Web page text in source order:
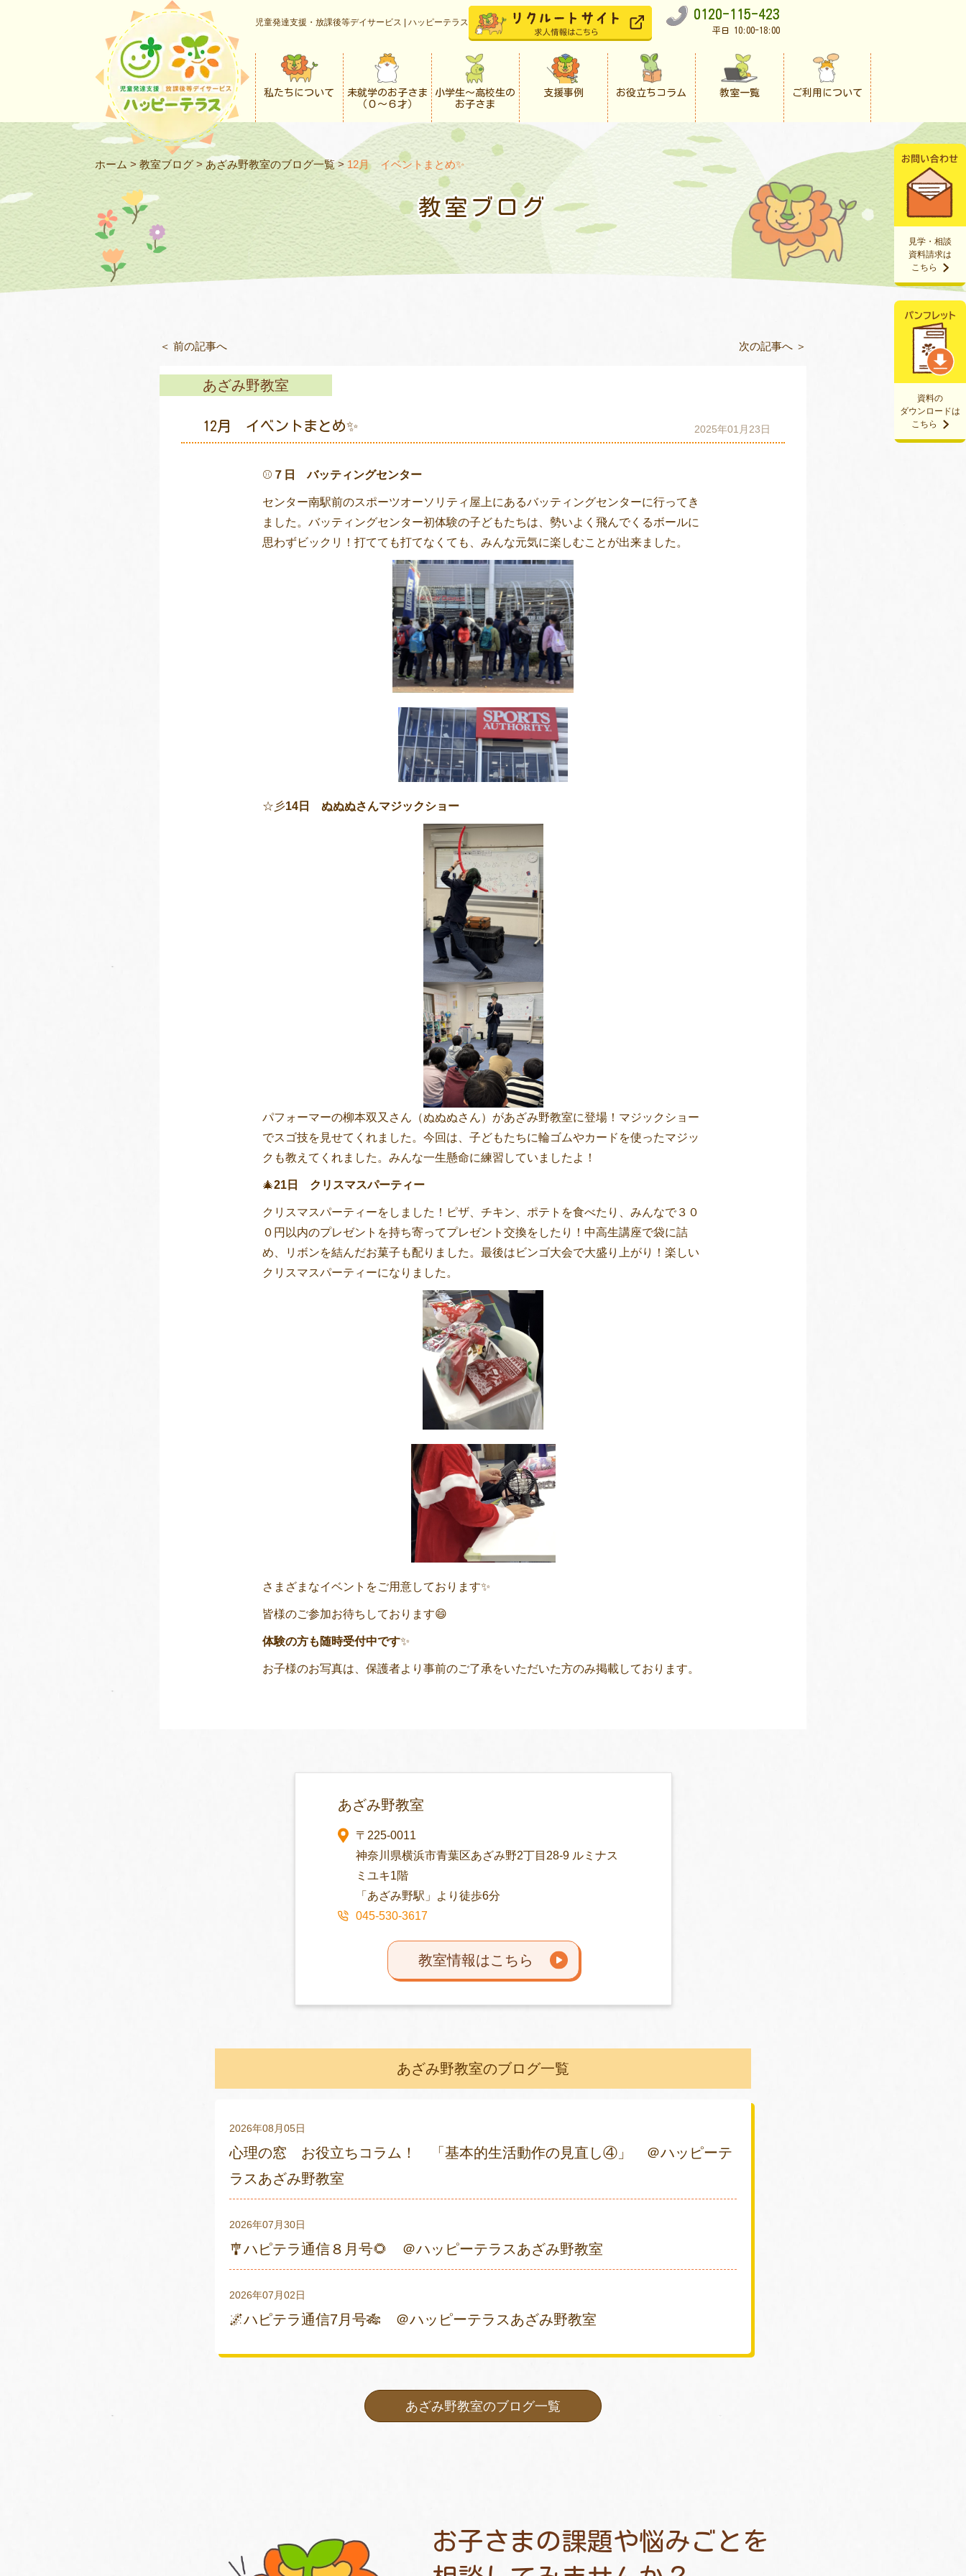
児童発達支援・放課後等デイサービス | ハッピーテラス
0120-115-423
平日 10:00-18:00
私たちについて
未就学のお子さま
（０〜６才）
小学生〜高校生の
お子さま
支援事例 お役立ちコラム 教室一覧 ご利用について
資料の
ダウンロードは
こちら
見学・相談
資料請求は
こちら
ホーム > 教室ブログ > あざみ野教室のブログ一覧> 12月 イベントまとめ✨
教室ブログ
＜ 前の記事へ 次の記事へ ＞
あざみ野教室
12月 イベントまとめ✨ 2025年01月23日
⚾ ７日 バッティングセンター
センター南駅前のスポーツオーソリティ屋上にあるバッティングセンターに行ってき
ました。バッティングセンター初体験の子どもたちは、勢いよく飛んでくるボールに
思わずビックリ！打てても打てなくても、みんな元気に楽しむことが出来ました。
☆彡14日 ぬぬぬさんマジックショー
パフォーマーの柳本双又さん（ぬぬぬさん）があざみ野教室に登場！マジックショー
でスゴ技を見せてくれました。今回は、子どもたちに輪ゴムやカードを使ったマジッ
クも教えてくれました。みんな一生懸命に練習していましたよ！
🎄21日 クリスマスパーティー
クリスマスパーティーをしました！ピザ、チキン、ポテトを食べたり、みんなで３０
０円以内のプレゼントを持ち寄ってプレゼント交換をしたり！中高生講座で袋に詰
め、リボンを結んだお菓子も配りました。最後はビンゴ大会で大盛り上がり！楽しい
クリスマスパーティーになりました。
さまざまなイベントをご用意しております✨
皆様のご参加お待ちしております😄
体験の方も随時受付中です✨
お子様のお写真は、保護者より 事前のご了承をいただいた方のみ掲載しております。
あざみ野教室
〒225-0011
神奈川県横浜市青葉区あざみ野2丁目28-9 ルミナス
ミユキ1階
「あざみ野駅」より徒歩6分
045-530-3617
教室情報はこちら
あざみ野教室のブログ一覧
2026年08月05日
心理の窓 お役立ちコラム！ 「基本的生活動作の見直し④」 ＠ハッピーテ
ラスあざみ野教室
2026年07月30日
🎐ハピテラ通信８月号🌻 ＠ハッピーテラスあざみ野教室
2026年07月02日
🌌ハピテラ通信7月号🎋 ＠ハッピーテラスあざみ野教室
あざみ野教室のブログ一覧
お子さまの課題や悩みごとを